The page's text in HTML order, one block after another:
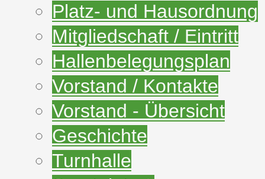
Platz- und Hausordnung
Mitgliedschaft / Eintritt
Hallenbelegungsplan
Vorstand / Kontakte
Vorstand - Übersicht
Geschichte
Turnhalle